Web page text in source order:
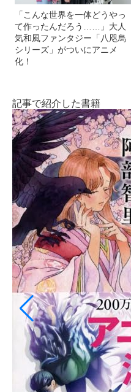
「こんな世界を一体どうやっ
て作ったんだろう……」大人
気和風ファンタジー「八咫烏
シリーズ」がついにアニメ
化！
記事で紹介した書籍